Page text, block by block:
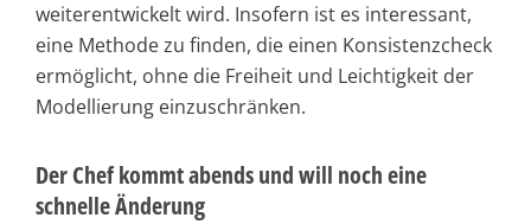
weiterentwickelt wird. Insofern ist es interessant,
eine Methode zu finden, die einen Konsistenzcheck
ermöglicht, ohne die Freiheit und Leichtigkeit der
Modellierung einzuschränken.
Der Chef kommt abends und will noch eine
schnelle Änderung